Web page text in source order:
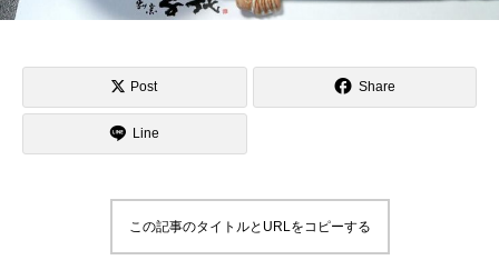
Post Share
Line
この記事のタイトルとURLをコピーする